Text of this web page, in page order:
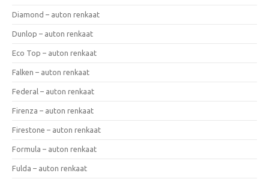
Diamond – auton renkaat
Dunlop – auton renkaat
Eco Top – auton renkaat
Falken – auton renkaat
Federal – auton renkaat
Firenza – auton renkaat
Firestone – auton renkaat
Formula – auton renkaat
Fulda – auton renkaat